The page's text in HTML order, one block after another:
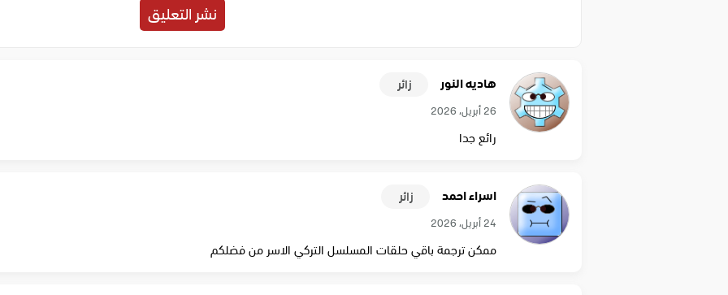
هاديه النور زائر
26 أبريل، 2026
رائع جدا
اسراء احمد زائر
24 أبريل، 2026
ممكن ترجمة باقي حلقات المسلسل التركي الاسر من فضلكم